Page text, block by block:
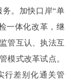
。加快口岸“单
一体化改革，继
管互认、执法互
模式改革试点。
行差别化通关管